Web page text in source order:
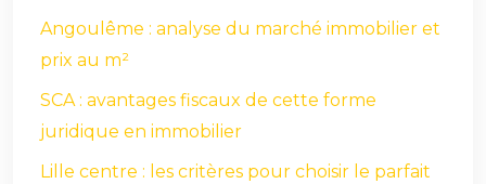
Angoulême : analyse du marché immobilier et
prix au m²
SCA : avantages fiscaux de cette forme
juridique en immobilier
Lille centre : les critères pour choisir le parfait